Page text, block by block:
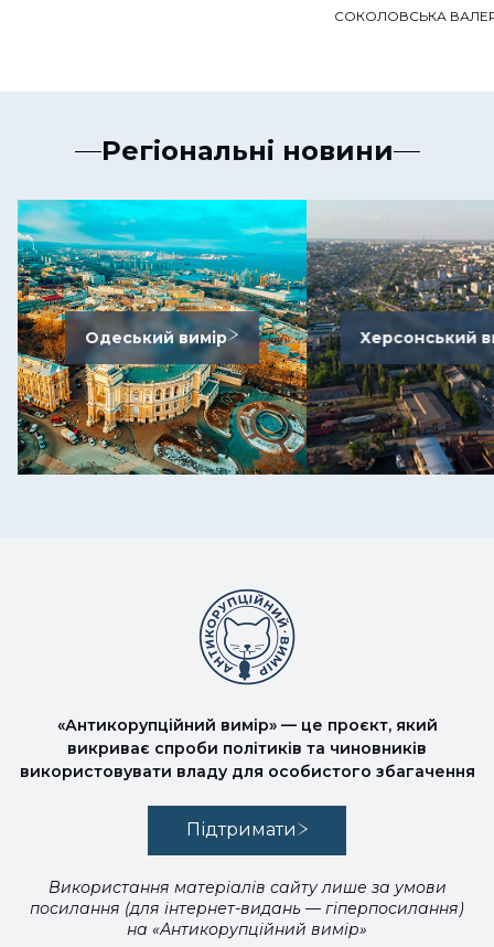
СОКОЛОВСЬКА
Регіональні новини
Одеський вимір Херсонський
«Антикорупційний вимір» — це проєкт, який
викриває спроби політиків та чиновників
використовувати владу для особистого збагачення
Підтримати
Використання матеріалів сайту лише за умови
посилання (для інтернет-видань — гіперпосилання)
на «Антикорупційний вимір»